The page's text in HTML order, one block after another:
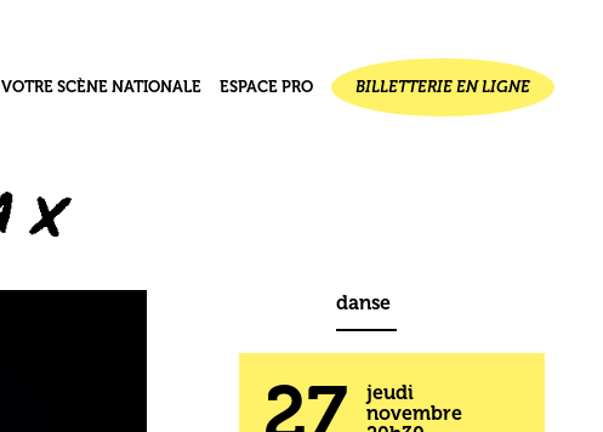
VOTRE SCÈNE NATIONALE
Le Réseau des 1000 plateaux
ESPACE PRO BILLETTERIE EN LIGNE
danse
jeudi
novembre